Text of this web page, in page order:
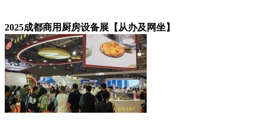
2025成都商用厨房设备展【从办及网坐】